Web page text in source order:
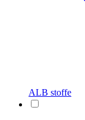
ALB stoffe